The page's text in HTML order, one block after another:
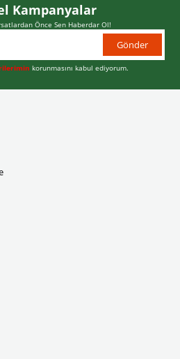
Kampanyalar
Önce Sen Haberdar Ol!
Gönder
korunmasını kabul ediyorum.